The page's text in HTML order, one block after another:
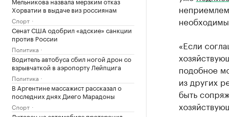
Хорватии в выдаче виз россиянам
Спорт
Сенат США одобрил «адские» санкции
против России
Политика
Водитель автобуса сбил ногой дрон со
взрывчаткой в аэропорту Лейпцига
Политика
В Аргентине массажист рассказал о
последних днях Диего Марадоны
Спорт
«Если
подобное
из других
быть